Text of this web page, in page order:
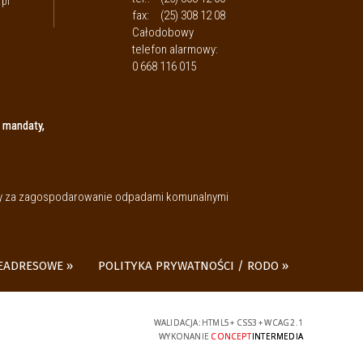
fax:
(25) 308 12 08
Całodobowy
telefon alarmowy:
0 668 116 015
zagospodarowanie odpadami komunalnymi
POLITYKA PRYWATNOŚCI / RODO
WALIDACJA: HTML5+ CSS3 +WCAG 2.1
WYKONANIE CONCEPTINTERMEDIA